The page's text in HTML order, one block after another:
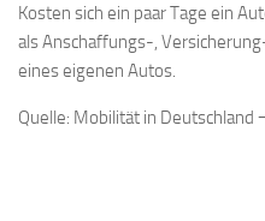
Kosten sich ein paar Tage ein
als Anschaffungs-,
eines eigenen Autos.
Quelle: Mobilität in Deutschland